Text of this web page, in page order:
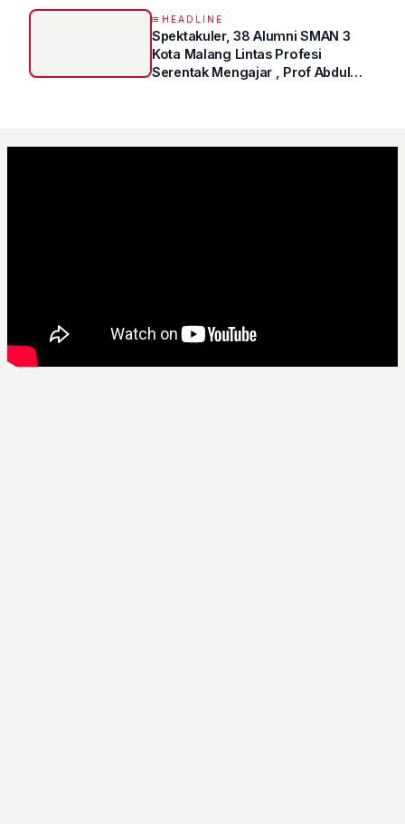
HEADLINE
Spektakuler, 38 Alumni SMAN 3
Kota Malang Lintas Profesi
Serentak Mengajar , Prof Abdul